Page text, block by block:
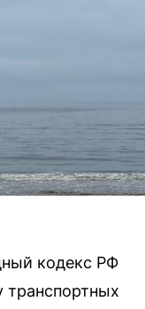
кодекс РФ
транспортных